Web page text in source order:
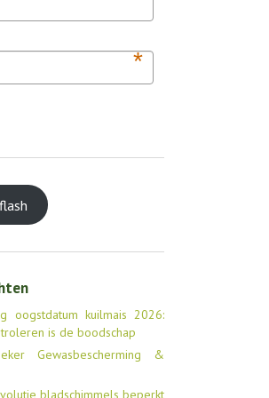
*
oogstdatum kuilmais 2026:
is de boodschap
Gewasbescherming &